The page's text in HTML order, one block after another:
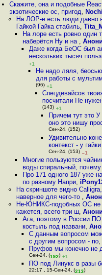
Скажите, она и подобные
экзотические ос, пригод, Nochi
На ЛОР-е есть люди давно
Гайкой Гайка стабиль,
На лоре есть ровно один
наберётся Ну и на ,
Даже когда БеОС был
нескольких тысяч
+1
Не надо ляля,
для работы с
(96) +1
Спецдевайсов
посчитали Не
(143) +1
Причем тут это
оно это нишу
Сен-24, (152)
Удивительно
контекст - у
Сен-24, (153) –1
Многие пользуются
воды спиральный, почему
Про 171 одного 187 уже
по разному Напри,
На скриншоте видно
наверное для чего-то ,
Не-ЮНИКС-подобных ОС не
кажется, всего три ш,
Ага, поэтому в России ПО
костыль под названи,
С данным вопросом
с другим вопросом - по
Пруфов мы конечно не
Сен-24, (192) +1
ПО под Линукс в разы
22:17 , 15-Сен-24, (213)